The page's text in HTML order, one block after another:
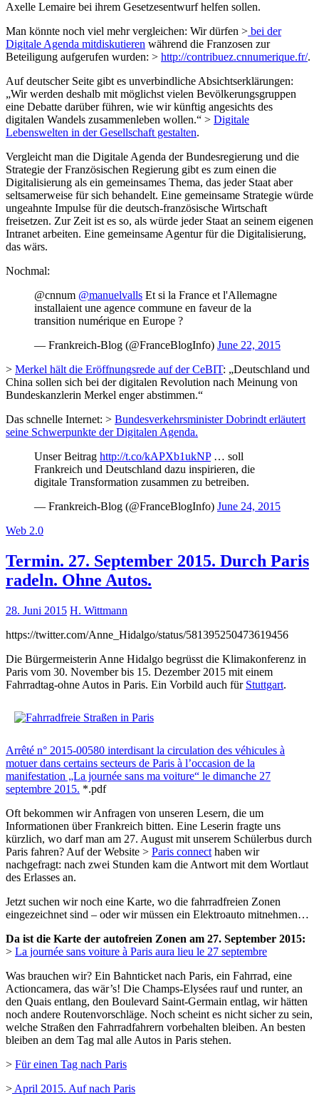
Axelle Lemaire bei ihrem Gesetzesentwurf helfen sollen.
Man könnte noch viel mehr vergleichen: Wir dürfen > bei der
Digitale Agenda mitdiskutieren während die Franzosen zur
Beteiligung aufgerufen wurden: > http://contribuez.cnnumerique.fr/.
Auf deutscher Seite gibt es unverbindliche Absichtserklärungen:
„Wir werden deshalb mit möglichst vielen Bevölkerungsgruppen
eine Debatte darüber führen, wie wir künftig angesichts des
digitalen Wandels zusammenleben wollen.“ > Digitale
Lebenswelten in der Gesellschaft gestalten.
Vergleicht man die Digitale Agenda der Bundesregierung und die
Strategie der Französischen Regierung gibt es zum einen die
Digitalisierung als ein gemeinsames Thema, das jeder Staat aber
seltsamerweise für sich behandelt. Eine gemeinsame Strategie würde
ungeahnte Impulse für die deutsch-französische Wirtschaft
freisetzen. Zur Zeit ist es so, als würde jeder Staat an seinem eigenen
Intranet arbeiten. Eine gemeinsame Agentur für die Digitalisierung,
das wärs.
Nochmal:
@cnnum @manuelvalls Et si la France et l'Allemagne
installaient une agence commune en faveur de la
transition numérique en Europe ?
— Frankreich-Blog (@FranceBlogInfo) June 22, 2015
> Merkel hält die Eröffnungsrede auf der CeBIT: „Deutschland und
China sollen sich bei der digitalen Revolution nach Meinung von
Bundeskanzlerin Merkel enger abstimmen.“
Das schnelle Internet: > Bundesverkehrsminister Dobrindt erläutert
seine Schwerpunkte der Digitalen Agenda.
Unser Beitrag http://t.co/kAPXb1ukNP… soll
Frankreich und Deutschland dazu inspirieren, die
digitale Transformation zusammen zu betreiben.
— Frankreich-Blog (@FranceBlogInfo) June 24, 2015
Web 2.0
Termin. 27. September 2015. Durch Paris
radeln. Ohne Autos.
28. Juni 2015 H. Wittmann
https://twitter.com/Anne_Hidalgo/status/581395250473619456
Die Bürgermeisterin Anne Hidalgo begrüsst die Klimakonferenz in
Paris vom 30. November bis 15. Dezember 2015 mit einem
Fahrradtag-ohne Autos in Paris. Ein Vorbild auch für Stuttgart.
Arrêté n° 2015-00580 interdisant la circulation des véhicules à
motuer dans certains secteurs de Paris à l’occasion de la
manifestation „La journée sans ma voiture“ le dimanche 27
septembre 2015. *.pdf
Oft bekommen wir Anfragen von unseren Lesern, die um
Informationen über Frankreich bitten. Eine Leserin fragte uns
kürzlich, wo darf man am 27. August mit unserem Schülerbus durch
Paris fahren? Auf der Website > Paris connect haben wir
nachgefragt: nach zwei Stunden kam die Antwort mit dem Wortlaut
des Erlasses an.
Jetzt suchen wir noch eine Karte, wo die fahrradfreien Zonen
eingezeichnet sind – oder wir müssen ein Elektroauto mitnehmen…
Da ist die Karte der autofreien Zonen am 27. September 2015:
> La journée sans voiture à Paris aura lieu le 27 septembre
Was brauchen wir? Ein Bahnticket nach Paris, ein Fahrrad, eine
Actioncamera, das wär’s! Die Champs-Elysées rauf und runter, an
den Quais entlang, den Boulevard Saint-Germain entlag, wir hätten
noch andere Routenvorschläge. Noch scheint es nicht sicher zu sein,
welche Straßen den Fahrradfahrern vorbehalten bleiben. An besten
bleiben an dem Tag mal alle Autos in Paris stehen.
> Für einen Tag nach Paris
> April 2015. Auf nach Paris